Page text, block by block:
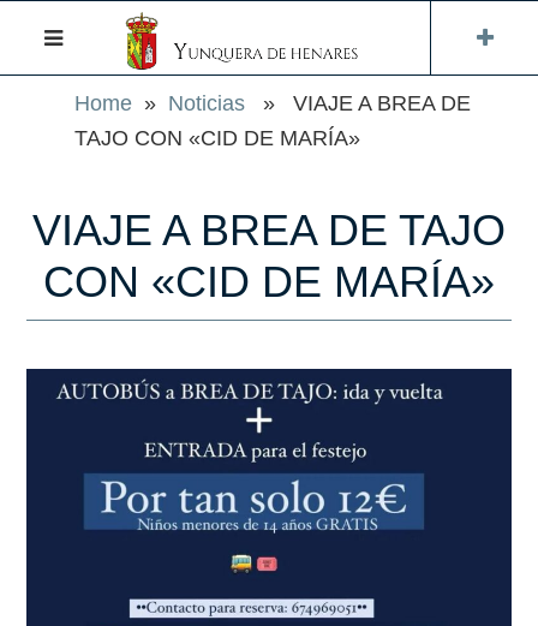
Home » Noticias » VIAJE A BREA DE
TAJO CON «CID DE MARÍA»
VIAJE A BREA DE TAJO
CON «CID DE MARÍA»